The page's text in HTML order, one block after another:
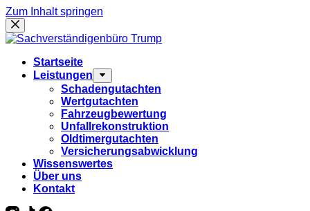
Zum Inhalt springen
Startseite
Leistungen
Schadengutachten
Wertgutachten
Fahrzeugbewertung
Unfallrekonstruktion
Oldtimergutachten
Versicherungsabwicklung
Wissenswertes
Über uns
Kontakt